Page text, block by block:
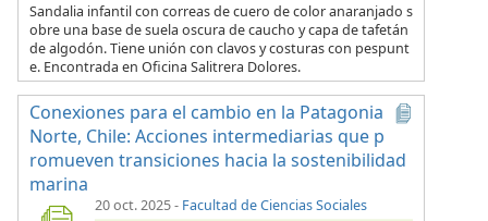
Sandalia infantil con correas de cuero de color anaranjado s
obre una base de suela oscura de caucho y capa de tafetán
de algodón. Tiene unión con clavos y costuras con pespunt
e. Encontrada en Oficina Salitrera Dolores.
Conexiones para el cambio en la Patagonia
Norte, Chile: Acciones intermediarias que p
romueven transiciones hacia la sostenibilidad
marina
20 oct. 2025- Facultad de Ciencias Sociales